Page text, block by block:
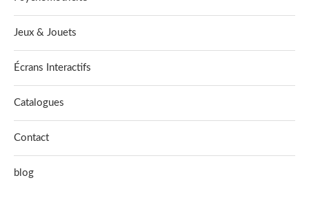
Jeux & Jouets
Écrans Interactifs
Catalogues
Contact
blog